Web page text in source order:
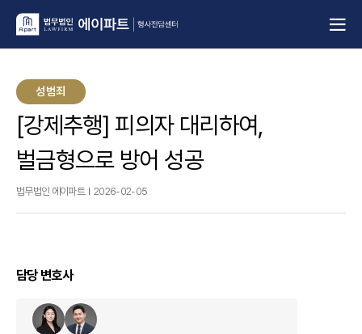
성범죄
[강제추행] 피의자 대리하여,
벌금형으로 방어 성공
법무법인 에이파트 2026-02-05
담당 변호사